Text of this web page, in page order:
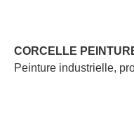
CORCELLE
Peinture industrielle,